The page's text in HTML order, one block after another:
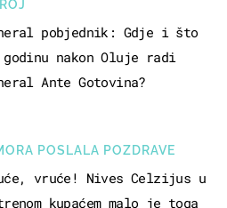
pobjednik: Gdje i što
godinu nakon Oluje radi
Ante Gotovina?
POSLALA POZDRAVE
vruće! Nives Celzijus u
kupaćem malo je toga